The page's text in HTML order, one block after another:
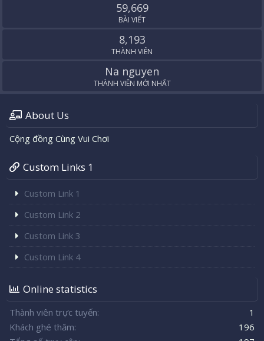
59,669
BÀI VIẾT
8,193
THÀNH VIÊN
Na nguyen
THÀNH VIÊN MỚI NHẤT
About Us
Cộng đồng Cùng Vui Chơi
Custom Links 1
Custom Link 1
Custom Link 2
Custom Link 3
Custom Link 4
Online statistics
Thành viên trực tuyến
1
Khách ghé thăm
196